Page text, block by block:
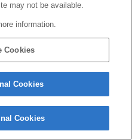
may not be available.
information.
Cookies
Cookies
Cookies